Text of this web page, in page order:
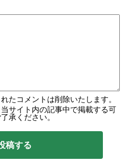
たコメントは削除いたします。
サイト内の記事中で掲載する可
承ください。